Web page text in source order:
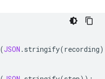
(JSON . stringify(recording